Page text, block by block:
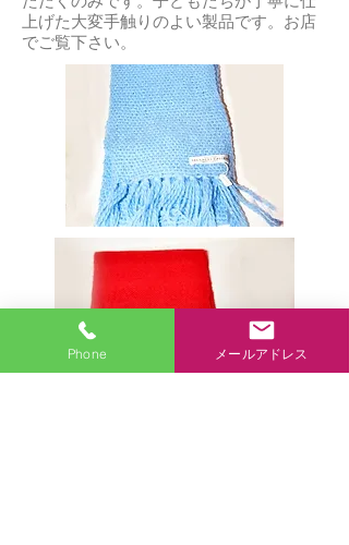
上げた大変手触りのよい製品です。お店
でご覧下さい。
Phone メールアドレス